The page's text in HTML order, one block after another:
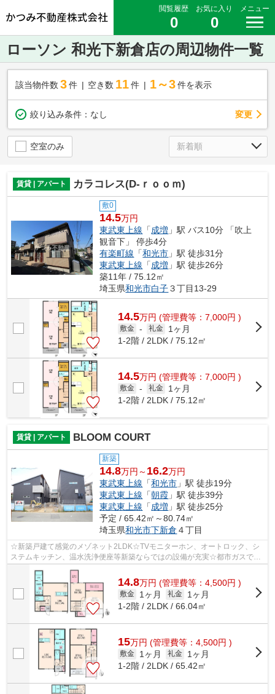
閲覧履歴
0
お気に入り
0
メニュー
ローソン 和光下新倉店の周辺物件一覧
該当物件数 3件 空き数 11 件 1～3 件を表示
絞り込み条件： なし 変更
空室のみ
賃貸 | アパート カラコレス(D-ｒｏｏｍ)
敷0
14.5万円
東武東上線 「成増 」駅 バス10分 「吹上
観音下」 停歩4分
有楽町線 「和光市 」駅 徒歩31分
東武東上線 「成増 」駅 徒歩26分
築11年 / 75.12㎡
埼玉県和光市白子３丁目13-29
14.5万円 (管理費等：7,000円 )
敷金 - 礼金
1ヶ月
1-2階 / 2LDK / 75.12㎡
14.5万円 (管理費等：7,000円 )
敷金 - 礼金
1ヶ月
1-2階 / 2LDK / 75.12㎡
賃貸 | アパート BLOOM COURT
新築
14.8万円～ 16.2万円
東武東上線 「和光市 」駅 徒歩19分
東武東上線 「朝霞 」駅 徒歩39分
東武東上線 「成増 」駅 徒歩25分
予定 / 65.42㎡～80.74㎡
埼玉県和光市下新倉 ４丁目
☆新築戸建て感覚のメゾネット2LDK☆TVモニターホン、オートロック、シ
ステムキッチン、温水洗浄便座等新築ならではの設備が充実☆都市ガスで経
済的♪インターネット無料です☆
14.8万円 (管理費等：4,500円 )
敷金 1ヶ月 礼金
1ヶ月
1-2階 / 2LDK / 66.04㎡
15万円 (管理費等：4,500円 )
敷金 1ヶ月 礼金
1ヶ月
1-2階 / 2LDK / 65.42㎡